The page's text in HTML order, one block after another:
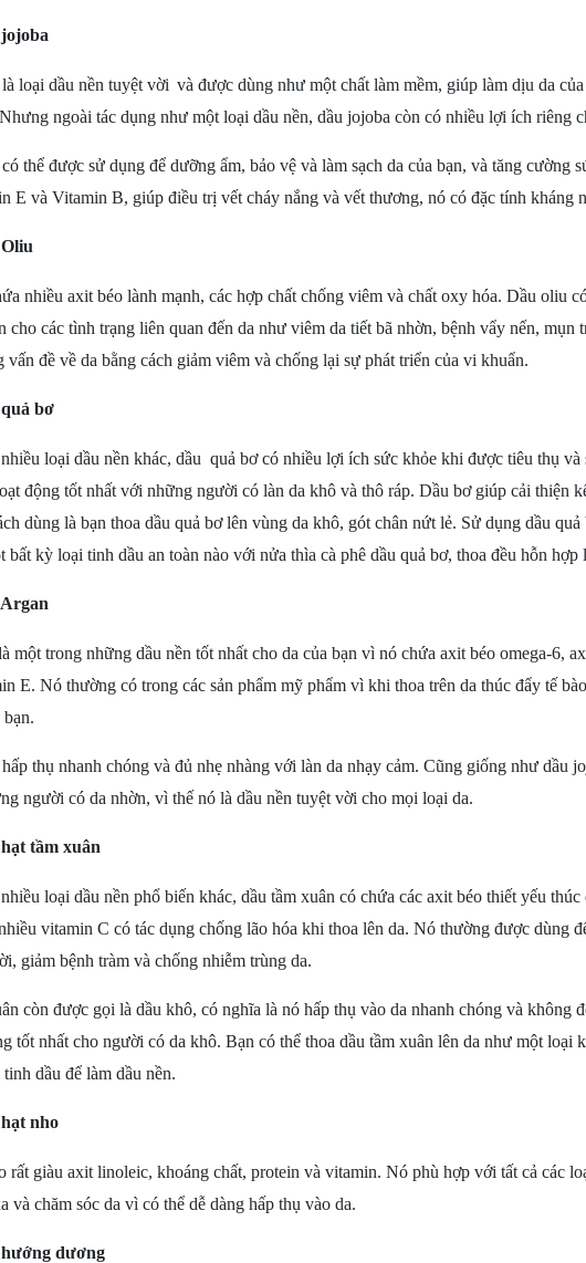
loại dầu nền tuyệt vời và được dùng như một chất làm mềm, giúp làm dịu da
ngoài tác dụng như một loại dầu nền, dầu jojoba còn có nhiều lợi ích riêng
thể được sử dụng để dưỡng ẩm, bảo vệ và làm sạch da của bạn, và tăng cường
E và Vitamin B, giúp điều trị vết cháy nắng và vết thương, nó có đặc tính kháng
nhiều axit béo lành mạnh, các hợp chất chống viêm và chất oxy hóa. Dầu oliu
cho các tình trạng liên quan đến da như viêm da tiết bã nhờn, bệnh vẩy nến,
vấn đề về da bằng cách giảm viêm và chống lại sự phát triển của vi khuẩn.
bơ
loại dầu nền khác, dầu quả bơ có nhiều lợi ích sức khỏe khi được tiêu thụ
động tốt nhất với những người có làn da khô và thô ráp. Dầu bơ giúp cải thiện
dùng là bạn thoa dầu quả bơ lên vùng da khô, gót chân nứt lẻ. Sử dụng dầu
bất kỳ loại tinh dầu an toàn nào với nửa thìa cà phê dầu quả bơ, thoa đều hỗn hợp
một trong những dầu nền tốt nhất cho da của bạn vì nó chứa axit béo omega-6,
E. Nó thường có trong các sản phẩm mỹ phẩm vì khi thoa trên da thúc đẩy tế
thụ nhanh chóng và đủ nhẹ nhàng với làn da nhạy cảm. Cũng giống như dầu
người có da nhờn, vì thế nó là dầu nền tuyệt vời cho mọi loại da.
tầm xuân
loại dầu nền phổ biến khác, dầu tầm xuân có chứa các axit béo thiết yếu
vitamin C có tác dụng chống lão hóa khi thoa lên da. Nó thường được dùng
giảm bệnh tràm và chống nhiễm trùng da.
còn được gọi là dầu khô, có nghĩa là nó hấp thụ vào da nhanh chóng và không
tốt nhất cho người có da khô. Bạn có thể thoa dầu tầm xuân lên da như một loại
dầu để làm dầu nền.
nho
rất giàu axit linoleic, khoáng chất, protein và vitamin. Nó phù hợp với tất cả các
và chăm sóc da vì có thể dễ dàng hấp thụ vào da.
dương